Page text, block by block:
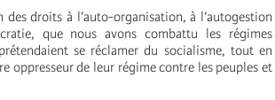
des droits à l’auto-organisation, à l’autogestion
que nous avons combattu les régimes
se réclamer du socialisme, tout en
oppresseur de leur régime contre les peuples et